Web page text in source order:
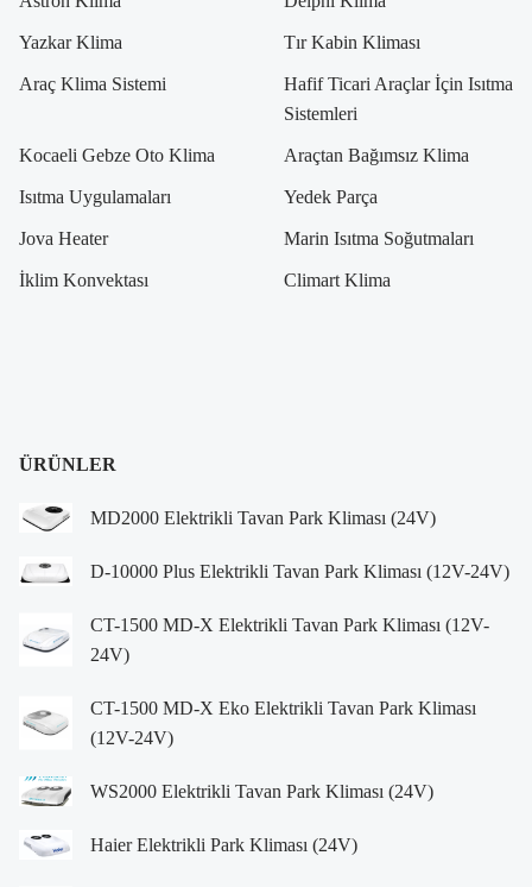
Yazkar Klima Tır Kabin Kliması
Araç Klima Sistemi
Hafif Ticari Araçlar İçin Isıtma
Sistemleri
Kocaeli Gebze Oto Klima Araçtan Bağımsız Klima
Isıtma Uygulamaları Yedek Parça
Jova Heater Marin Isıtma Soğutmaları
İklim Konvektası Climart Klima
ÜRÜNLER
MD2000 Elektrikli Tavan Park Kliması (24V)
D-10000 Plus Elektrikli Tavan Park Kliması (12V-24V)
CT-1500 MD-X Elektrikli Tavan Park Kliması (12V-
24V)
CT-1500 MD-X Eko Elektrikli Tavan Park Kliması
(12V-24V)
WS2000 Elektrikli Tavan Park Kliması (24V)
Haier Elektrikli Park Kliması (24V)